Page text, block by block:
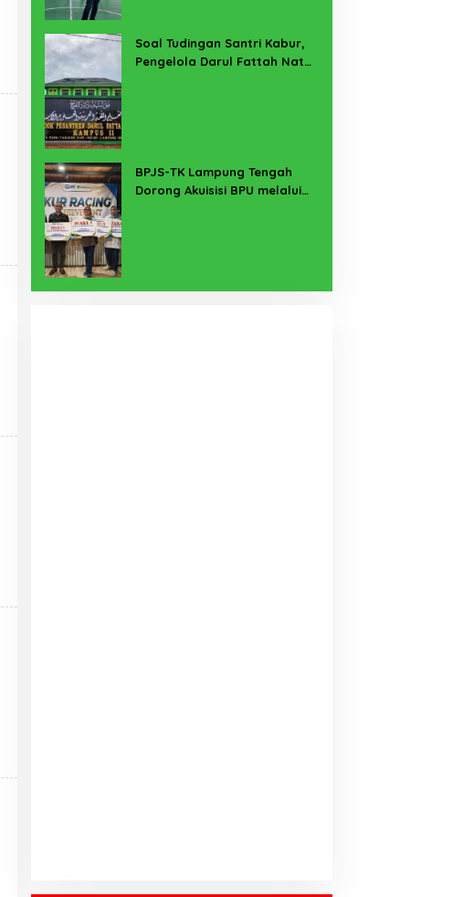
Soal Tudingan Santri Kabur,
Pengelola Darul Fattah Natar
BPJS-TK Lampung Tengah
Dorong Akuisisi BPU melalui